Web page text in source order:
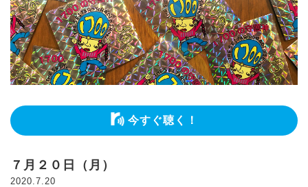
今すぐ聴く！
７月２０日（月）
2020.7.20